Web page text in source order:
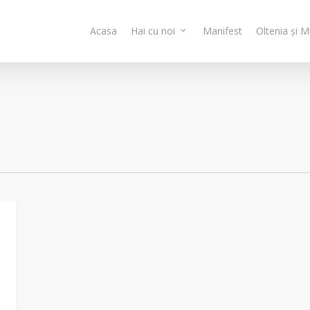
Acasa Hai cu noi Manifest Oltenia și